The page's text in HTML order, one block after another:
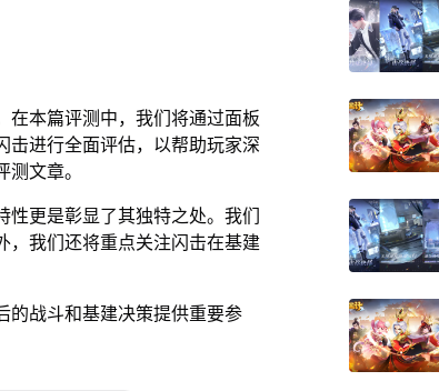
在本篇评测中，我们将通过面板
击进行全面评估，以帮助玩家深
文章。
更是彰显了其独特之处。我们
，我们还将重点关注闪击在基建
的战斗和基建决策提供重要参